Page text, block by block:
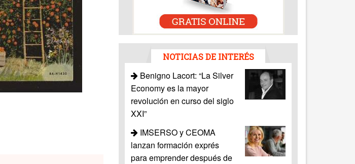
NOTICIAS DE INTERÉS
Benigno Lacort: “La Silver
Economy es la mayor
revolución en curso del siglo
XXI”
IMSERSO y CEOMA
lanzan formación exprés
para emprender después de